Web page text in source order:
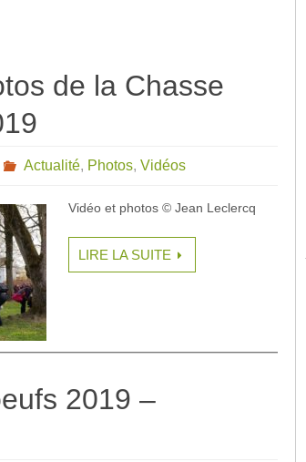
de la Chasse
Actualité, Photos, Vidéos
Vidéo et photos © Jean Leclercq
LIRE LA SUITE
2019 –